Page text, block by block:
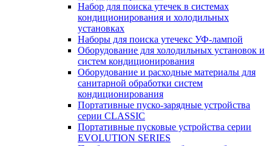
Набор для поиска утечек в системах
кондиционирования и холодильных
установках
Наборы для поиска утечекс УФ-лампой
Оборудование для холодильных установок и
систем кондиционирования
Оборудование и расходные материалы для
санитарной обработки систем
кондиционирования
Портативные пуско-зарядные устройства
серии CLASSIC
Портативные пусковые устройства серии
EVOLUTION SERIES